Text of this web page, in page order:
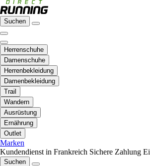
Suchen
Herrenschuhe
Damenschuhe
Herrenbekleidung
Damenbekleidung
Trail
Wandern
Ausrüstung
Ernährung
Outlet
Marken
Kundendienst in Frankreich Sichere Zahlung
Suchen